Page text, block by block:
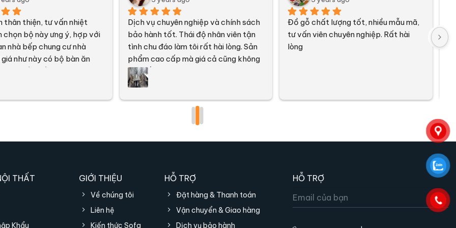
thân thiện, tư vấn nhiệt
chọn bộ này ưng ý, hợp với
nhà bếp chung cư nhà
như này có bộ bàn ăn
thế khiến mình khá hài
ủng hộ đồ nội thất của Iris
Dịch vụ chuyên nghiệp và chính sách
bảo hành tốt. Thái độ nhân viên tận
tình chu đáo làm tôi rất hài lòng. Sản
phẩm cao cấp mà giá cả cũng không
quá đắt.
Đồ gỗ chất lượng tốt, nhiều mẫu mã,
tư vấn viên chuyên nghiệp. Rất hài
lòng
THẤT
Khẩu
GIỚI THIỆU
Về chúng tôi
Liên hệ
Kiến thức Sofa
HỖ TRỢ
Đặt hàng & Thanh toán
Vận chuyển & Giao hàng
Dịch vụ bảo hành
HỖ TRỢ